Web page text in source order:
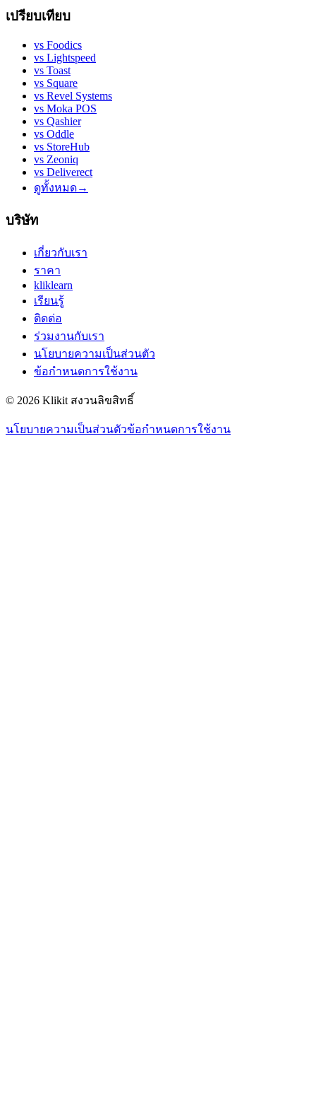
เปรียบเทียบ
vs Foodics
vs Lightspeed
vs Toast
vs Square
vs Revel Systems
vs Moka POS
vs Qashier
vs Oddle
vs StoreHub
vs Zeoniq
vs Deliverect
ดูทั้งหมด→
บริษัท
เกี่ยวกับเรา
ราคา
kliklearn
เรียนรู้
ติดต่อ
ร่วมงานกับเรา
นโยบายความเป็นส่วนตัว
ข้อกำหนดการใช้งาน
© 2026 Klikit สงวนลิขสิทธิ์
นโยบายความเป็นส่วนตัวข้อกำหนดการใช้งาน